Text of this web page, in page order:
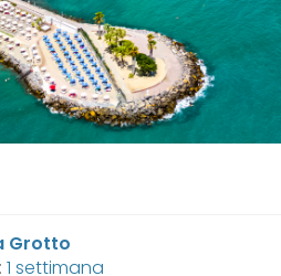
Grotto
1 settimana